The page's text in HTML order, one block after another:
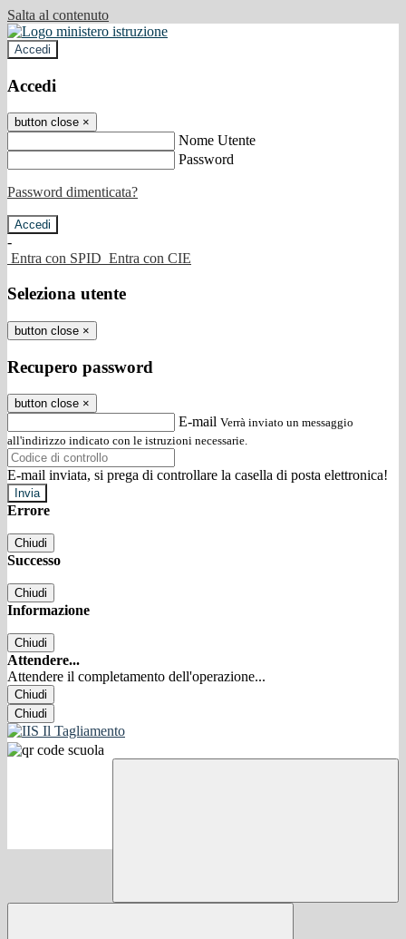
Salta al contenuto
Accedi
Accedi
button close ×
Nome Utente
Password
Password dimenticata?
-
Entra con SPID Entra con CIE
Seleziona utente
button close ×
Recupero password
button close ×
E-mail Verrà inviato un messaggio
all'indirizzo indicato con le istruzioni necessarie.
E-mail inviata, si prega di controllare la casella di posta elettronica!
Errore
Chiudi
Successo
Chiudi
Informazione
Chiudi
Attendere...
Attendere il completamento dell'operazione...
Chiudi
Chiudi